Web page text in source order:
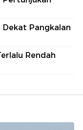
Pangkalan
Rendah